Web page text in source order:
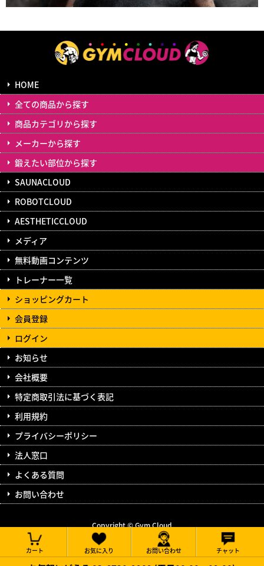
HOME
全ての商品から探す
商品カテゴリから探す
メーカーから探す
鍛えたい部位から探す
SAUNACLOUD
ROBOTCLOUD
AESTHETICCLOUD
メディア
無料動画コンテンツ
トレーナー一覧
ショッピングカート
会員登録
ログイン
お知らせ
会社概要
特定商取引法に基づく表記
利用規約
プライバシーポリシー
法人窓口
よくある質問
お問い合わせ
Copyright © Gym Cloud
All Rights Reserved.
カート お気に入り お問い合わせ チャット